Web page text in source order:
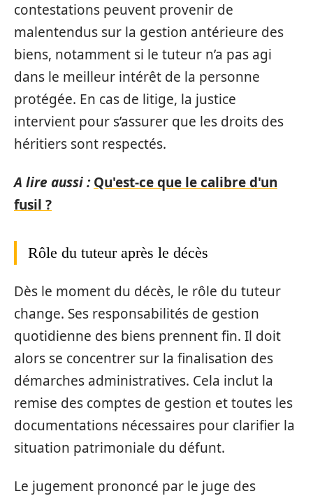
contestations peuvent provenir de
malentendus sur la gestion antérieure des
biens, notamment si le tuteur n’a pas agi
dans le meilleur intérêt de la personne
protégée. En cas de litige, la justice
intervient pour s’assurer que les droits des
héritiers sont respectés.
A lire aussi : Qu'est-ce que le calibre d'un
fusil ?
Rôle du tuteur après le décès
Dès le moment du décès, le rôle du tuteur
change. Ses responsabilités de gestion
quotidienne des biens prennent fin. Il doit
alors se concentrer sur la finalisation des
démarches administratives. Cela inclut la
remise des comptes de gestion et toutes les
documentations nécessaires pour clarifier la
situation patrimoniale du défunt.
Le jugement prononcé par le juge des